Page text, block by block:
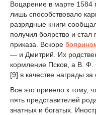
Воцарение в марте 1584
лишь способствовало
разрядные книги
получил боярство и стал
приказа. Вскоре
— и Дмитрий. Их
кормление Псков, а В.
[9] в качестве награды
Все это привело к тому,
пять представителей
знатных и богатых.